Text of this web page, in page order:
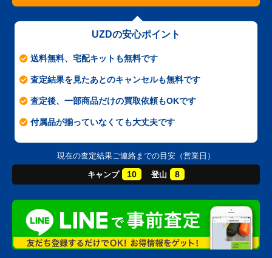
UZDの安心ポイント
送料無料、宅配キットも無料です
査定結果を見たあとのキャンセルも無料です
査定後、一部商品だけの買取依頼もOKです
付属品が揃っていなくても大丈夫です
現在の査定結果ご連絡までの目安（営業日）
キャンプ 10 登山 8